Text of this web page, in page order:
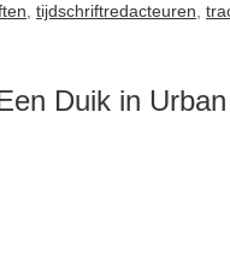
tijdschriftredacteuren
Duik in